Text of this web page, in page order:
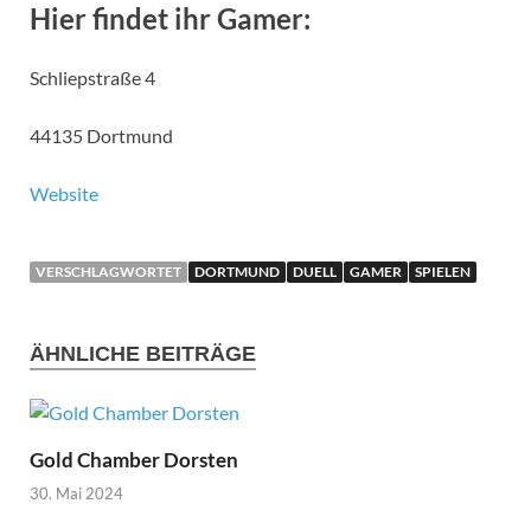
Hier findet ihr Gamer:
Schliepstraße 4
44135 Dortmund
Website
VERSCHLAGWORTET DORTMUND DUELL GAMER SPIELEN
ÄHNLICHE BEITRÄGE
Gold Chamber Dorsten
30. Mai 2024